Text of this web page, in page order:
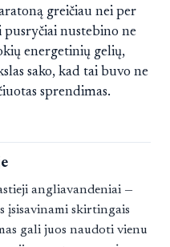
greičiau nei per
pusryčiai nustebino ne
energetinių gelių,
sako, kad tai buvo ne
sprendimas.
angliavandeniai —
įsisavinami skirtingais
gali juos naudoti vienu